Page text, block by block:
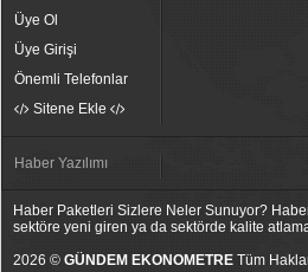
Üye Ol
Üye Girişi
Önemli Telefonlar
Sitene Ekle
Haber Yazılımı
Haber Paketleri Sizlere Neler Sunuyor?
sektöre yeni giren ya da sektörde kalite
2026 © GÜNDEM EKONOMETRE Tüm